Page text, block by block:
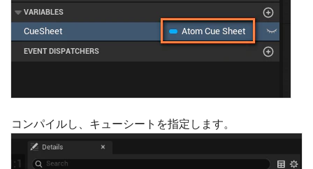
コンパイルし、キューシートを指定します。